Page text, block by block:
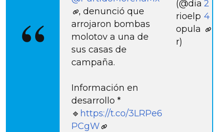
, denunció que
arrojaron bombas
molotov a una de
sus casas de
campaña.
Información en
desarrollo *
🔹 https://t.co/3LRPe6
PCgW
(@dia
rioelp
opula
r)
2
4